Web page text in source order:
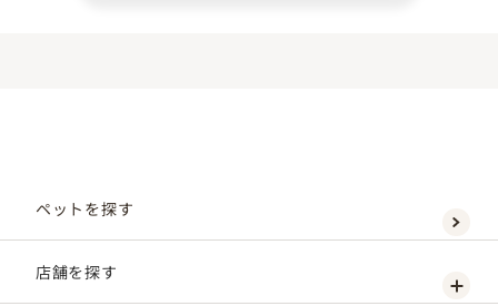
ペットを探す
店舗を探す